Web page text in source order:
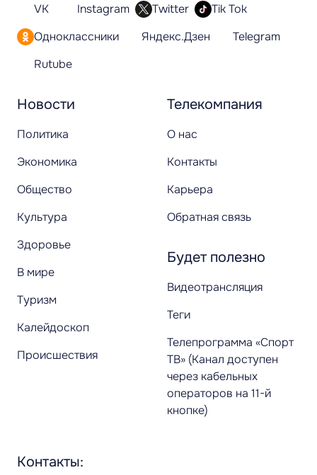
Новости
Политика
Экономика
Общество
Культура
Здоровье
В мире
Туризм
Калейдоскоп
Происшествия
Телекомпания
О нас
Контакты
Карьера
Обратная связь
Будет полезно
Видеотрансляция
Теги
Телепрограмма «Спорт
ТВ» (Канал доступен
через кабельных
операторов на 11-й
кнопке)
VK Instagram Twitter
Tik Tok
Одноклассники
Яндекс.Дзен
Telegram
Rutube
Контакты: